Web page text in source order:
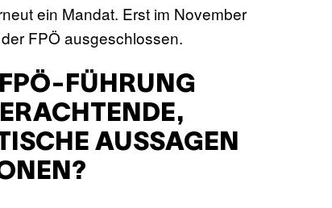
ein Mandat. Erst im November
FPÖ ausgeschlossen.
FÜHRUNG
AUSSAGEN